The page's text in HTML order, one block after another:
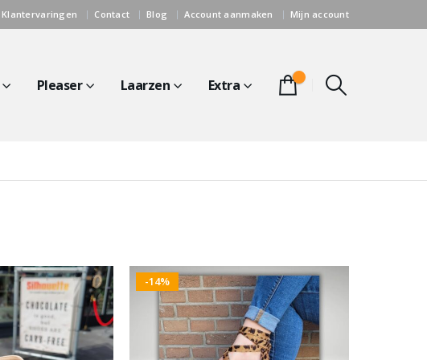
Klantervaringen Contact Blog Account aanmaken Mijn account
Pleaser Laarzen Extra
-14%